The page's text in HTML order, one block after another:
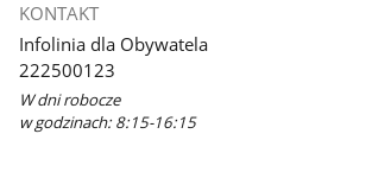
KONTAKT
Infolinia dla Obywatela
222500123
W dni robocze
w godzinach: 8:15-16:15